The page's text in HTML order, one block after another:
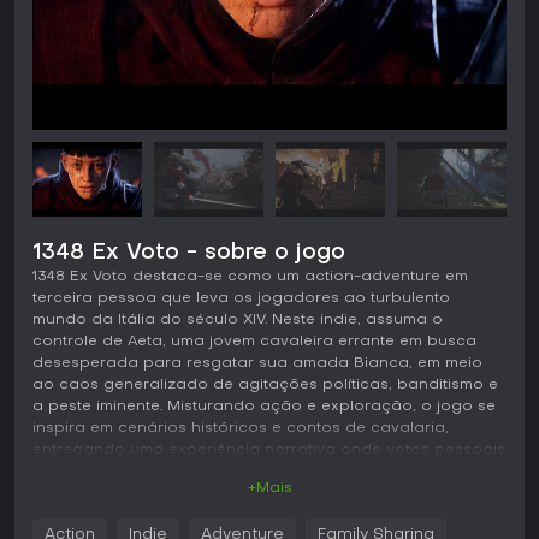
1348 Ex Voto - sobre o jogo
1348 Ex Voto destaca-se como um action-adventure em
terceira pessoa que leva os jogadores ao turbulento
mundo da Itália do século XIV. Neste indie, assuma o
controle de Aeta, uma jovem cavaleira errante em busca
desesperada para resgatar sua amada Bianca, em meio
ao caos generalizado de agitações políticas, banditismo e
a peste iminente. Misturando ação e exploração, o jogo se
inspira em cenários históricos e contos de cavalaria,
entregando uma experiência narrativa onde votos pessoais
+Mais
Action Indie Adventure Family Sharing